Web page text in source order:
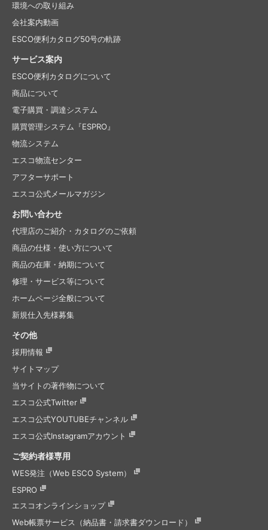
環境への取り組み
会社案内動画
ESCO便利カタログ50号の軌跡
サービス案内
ESCO便利カタログについて
商品について
電子購買・調達システム
購買管理システム『ESPRO』
物流システム
エスコ物流センター
アフターサポート
エスコ公式メールマガジン
お問い合わせ
代理店のご紹介・ カタログのご依頼
商品の仕様・使い方について
商品の在庫・納期について
修理・サービス等について
ホームページ全般について
新規仕入先様募集
その他
採用情報
サイトマップ
当サイトの著作物について
エスコ公式Twitter
エスコ公式YOUTUBEチャンネル
エスコ公式Instagramアカウント
ご契約者様専用
WES発注（Web ESCO System）
ESPRO
エスコオンラインショップ
Web帳票サービス（納品書・請求書ダウンロード）